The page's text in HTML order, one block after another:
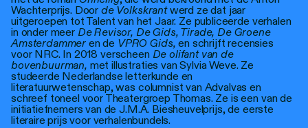
Wachterprijs. Door de Volkskrantwerd ze dat jaar
uitgeroepen tot Talent van het Jaar. Ze publiceerde verhalen
in onder meer De Revisor, De Gids, Tirade, De Groene
Amsterdammer en de VPRO Gids,en schrijft recensies
voor NRC. In 2018 verscheen De olifant van de
bovenbuurman, met illustraties van Sylvia Weve. Ze
studeerde Nederlandse letterkunde en
literatuurwetenschap, was columnist van Advalvas en
schreef toneel voor Theatergroep Thomas. Ze is een van de
initiatiefnemers van de J.M.A. Biesheuvelprijs, de eerste
literaire prijs voor verhalenbundels.